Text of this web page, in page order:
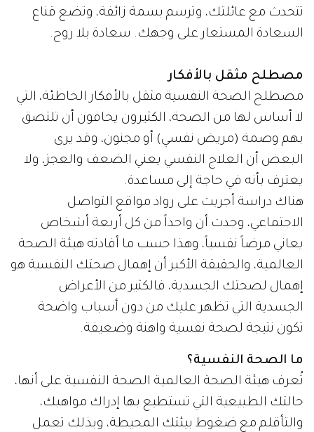
تتحدث مع عائلتك، وترسم بسمة زائفة، وتضع قناع
السعادة المستعار على وجهك. سعادة بلا روح.
مصطلح مثقل بالأفكار
مصطلح الصحة النفسية مثقل بالأفكار الخاطئة، التي
لا أساس لها من الصحة، الكثيرون يخافون أن تلتصق
بهم وصمة (مريض نفسي) أو مجنون، وقد يرى
البعض أن العلاج النفسي يعني الضعف والعجز، ولا
يعترف بأنه في حاجة إلى مساعدة.
هناك دراسة أجريت على رواد مواقع التواصل
الاجتماعي، وجدت أن واحداً من كل أربعة أشخاص
يعاني مرضاً نفسياً، وهذا حسب ما أفادته هيئة الصحة
العالمية، والحقيقة الأكبر أن إهمال صحتك النفسية هو
إهمال لصحتك الجسدية، فالكثير من الأعراض
الجسدية التي تظهر عليك من دون أسباب واضحة
تكون نتيجة لصحة نفسية واهنة وضعيفة.
ما الصحة النفسية؟
تُعرف هيئة الصحة العالمية الصحة النفسية على أنها،
حالتك الطبيعية التي تستطيع بها إدراك مواهبك،
والتأقلم مع ضغوط بيئتك المحيطة، وبذلك تعمل